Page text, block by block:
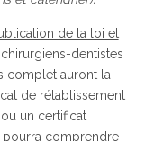
de la loi et
dentistes
complet auront la
de rétablissement
un certificat
comprendre